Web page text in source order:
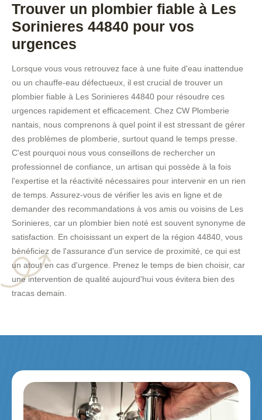
Trouver un plombier fiable à Les
Sorinieres 44840 pour vos
urgences
Lorsque vous vous retrouvez face à une fuite d'eau inattendue
ou un chauffe-eau défectueux, il est crucial de trouver un
plombier fiable à Les Sorinieres 44840 pour résoudre ces
urgences rapidement et efficacement. Chez CW Plomberie
nantais, nous comprenons à quel point il est stressant de gérer
des problèmes de plomberie, surtout quand le temps presse.
C'est pourquoi nous vous conseillons de rechercher un
professionnel de confiance, un artisan qui possède à la fois
l'expertise et la réactivité nécessaires pour intervenir en un rien
de temps. Assurez-vous de vérifier les avis en ligne et de
demander des recommandations à vos amis ou voisins de Les
Sorinieres, car un plombier bien noté est souvent synonyme de
satisfaction. En choisissant un expert de la région 44840, vous
bénéficiez de l'assurance d'un service de proximité, ce qui est
un atout en cas d'urgence. Prenez le temps de bien choisir, car
une intervention de qualité aujourd'hui vous évitera bien des
tracas demain.